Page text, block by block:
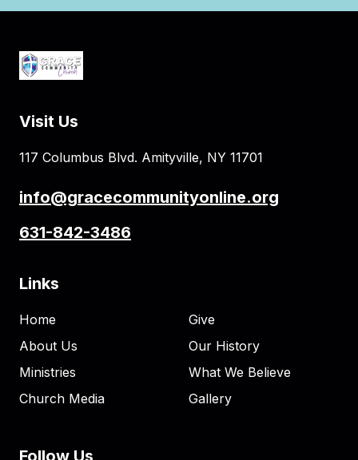
Visit Us
117 Columbus Blvd. Amityville, NY 11701
info@gracecommunityonline.org
631-842-3486
Links
Home
Give
About Us
Our History
Ministries
What We Believe
Church Media
Gallery